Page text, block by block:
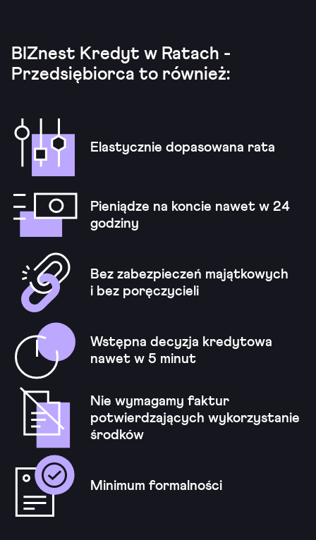
BIZnest Kredyt w Ratach -
Przedsiębiorca to również:
Elastycznie dopasowana rata
Wstępna decyzja kredytowa
nawet w 5 minut
Pieniądze na koncie nawet w 24
godziny
Nie wymagamy faktur
potwierdzających wykorzystanie
środków
Bez zabezpieczeń majątkowych
i bez poręczycieli
Minimum formalności